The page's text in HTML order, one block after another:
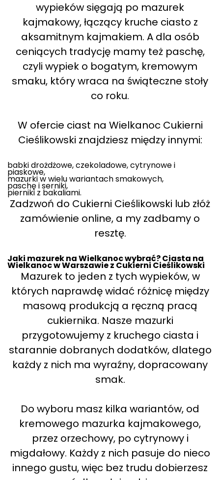
wypieków sięgają po mazurek
kajmakowy, łączący kruche ciasto z
aksamitnym kajmakiem. A dla osób
ceniących tradycję mamy też paschę,
czyli wypiek o bogatym, kremowym
smaku, który wraca na świąteczne stoły
co roku.
W ofercie ciast na Wielkanoc Cukierni
Cieślikowski znajdziesz między innymi:
babki drożdżowe, czekoladowe, cytrynowe i
piaskowe,
mazurki w wielu wariantach smakowych,
paschę i serniki,
pierniki z bakaliami.
Zadzwoń do Cukierni Cieślikowski lub złóż
zamówienie online, a my zadbamy o
resztę.
Jaki mazurek na Wielkanoc wybrać? Ciasta na
Wielkanoc w Warszawie z Cukierni Cieślikowski
Mazurek to jeden z tych wypieków, w
których naprawdę widać różnicę między
masową produkcją a ręczną pracą
cukiernika. Nasze mazurki
przygotowujemy z kruchego ciasta i
starannie dobranych dodatków, dlatego
każdy z nich ma wyraźny, dopracowany
smak.
Do wyboru masz kilka wariantów, od
kremowego mazurka kajmakowego,
przez orzechowy, po cytrynowy i
migdałowy. Każdy z nich pasuje do nieco
innego gustu, więc bez trudu dobierzesz